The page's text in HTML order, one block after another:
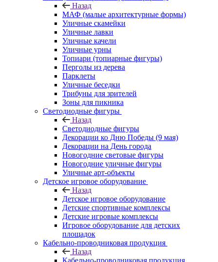
Назад
МАФ (малые архитектурные формы)
Уличные скамейки
Уличные лавки
Уличные качели
Уличные урны
Топиари (топиарные фигуры)
Перголы из дерева
Парклеты
Уличные беседки
Трибуны для зрителей
Зоны для пикника
Светодиодные фигуры
Назад
Светодиодные фигуры
Декорации ко Дню Победы (9 мая)
Декорации на День города
Новогодние световые фигуры
Новогодние уличные фигуры
Уличные арт-объекты
Детское игровое оборудование
Назад
Детское игровое оборудование
Детские спортивные комплексы
Детские игровые комплексы
Игровое оборудование для детских
площадок
Кабельно-проводниковая продукция
Назад
Кабельно-проводниковая продукция